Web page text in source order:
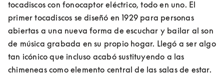
tocadiscos con fonocaptor eléctrico, todo en uno. El
primer tocadiscos se diseñó en 1929 para personas
abiertas a una nueva forma de escuchar y bailar al son
de música grabada en su propio hogar. Llegó a ser algo
tan icónico que incluso acabó sustituyendo a las
chimeneas como elemento central de las salas de estar.